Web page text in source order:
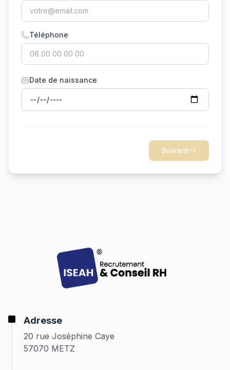
Téléphone
Date de naissance
Suivant
Adresse
20 rue Joséphine Caye
57070 METZ